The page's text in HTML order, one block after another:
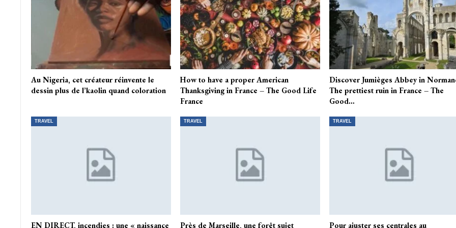
Au Nigeria, cet créateur réinvente le
dessin plus de l’kaolin quand coloration
How to have a proper American
Thanksgiving in France – The Good Life
France
Discover Jumièges Abbey in
The prettiest ruin in France – The
Good…
TRAVEL
EN DIRECT, incendies : une « naissance
TRAVEL
Près de Marseille, une forêt sujet
TRAVEL
Pour ajuster ses centrales au